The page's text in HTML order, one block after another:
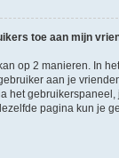
toe aan mijn
op 2 manieren. In
aan je
het gebruikerspaneel,
pagina kun je